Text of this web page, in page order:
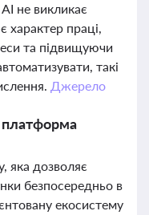
не викликає
характер праці,
та підвищуючи
такі
Джерело
платформа
яка дозволяє
безпосередньо в
екосистему